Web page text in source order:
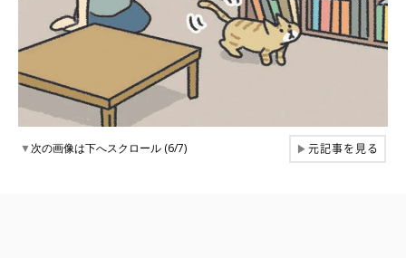
▼次の画像は下へスクロール (6/7) ▶元記事を見る